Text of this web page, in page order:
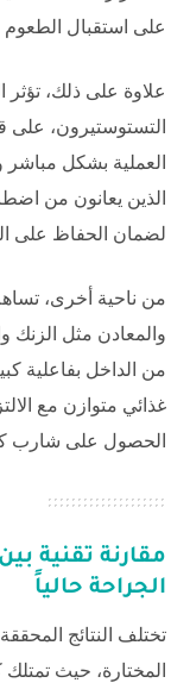
على استقبال الطعوم
علاوة على ذلك، تؤثر
التستوستيرون،
العملية بشكل
الذين يعانون من
لضمان الحفاظ على
من ناحية أخرى، تساهم
والمعادن مثل الزنك
من الداخل بفاعلية
غذائي متوازن مع
الحصول على شارب
مقارنة تقنية
الجراحة حالياً
تختلف النتائج
المختارة، حيث